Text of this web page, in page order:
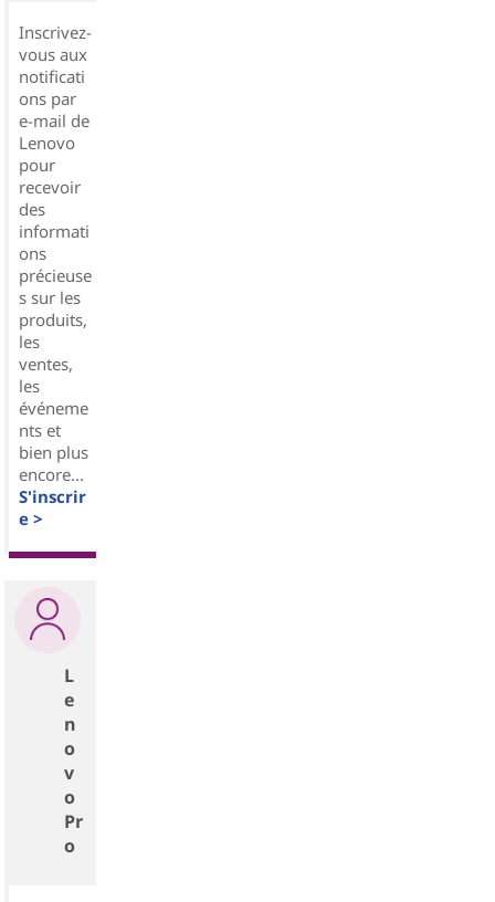
Inscrivez-
vous aux
notificati
ons par
e-mail de
Lenovo
pour
recevoir
des
informati
ons
précieuse
s sur les
produits,
les
ventes,
les
événeme
nts et
bien plus
encore...
S'inscrir
e >
L
e
n
o
v
o
Pr
o